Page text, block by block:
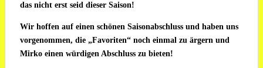
das nicht erst seid dieser Saison!
Wir hoffen auf einen schönen Saisonabschluss und haben uns
vorgenommen, die „Favoriten“ noch einmal zu ärgern und
Mirko einen würdigen Abschluss zu bieten!